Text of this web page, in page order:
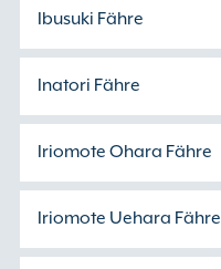
Ibusuki Fähre
Inatori Fähre
Iriomote Ohara Fähre
Iriomote Uehara Fähre